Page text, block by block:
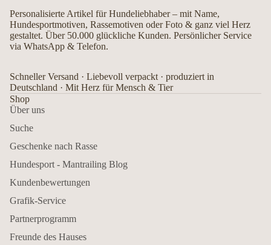
Personalisierte Artikel für Hundeliebhaber – mit Name,
Hundesportmotiven, Rassemotiven oder Foto & ganz viel Herz
gestaltet. Über 50.000 glückliche Kunden. Persönlicher Service
via WhatsApp & Telefon.
Schneller Versand · Liebevoll verpackt · produziert in
Deutschland · Mit Herz für Mensch & Tier
Shop
Über uns
Suche
Geschenke nach Rasse
Hundesport - Mantrailing Blog
Kundenbewertungen
Grafik-Service
Partnerprogramm
Freunde des Hauses